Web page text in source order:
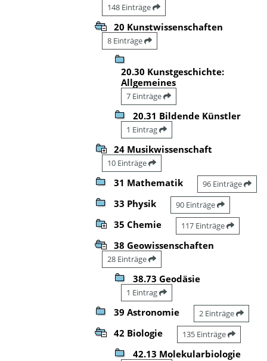
148 Einträge
20 Kunstwissenschaften
8 Einträge
20.30 Kunstgeschichte:
Allgemeines
7 Einträge
20.31 Bildende Künstler
1 Eintrag
24 Musikwissenschaft
10 Einträge
31 Mathematik 96 Einträge
33 Physik 90 Einträge
35 Chemie 117 Einträge
38 Geowissenschaften
28 Einträge
38.73 Geodäsie
1 Eintrag
39 Astronomie 2 Einträge
42 Biologie 135 Einträge
42.13 Molekularbiologie